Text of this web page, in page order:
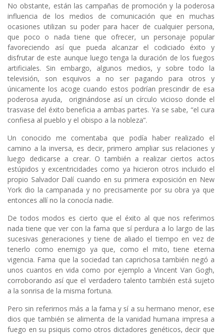
No obstante, están las campañas de promoción y la poderosa
influencia de los medios de comunicación que en muchas
ocasiones utilizan su poder para hacer de cualquier persona,
que poco o nada tiene que ofrecer, un personaje popular
favoreciendo así que pueda alcanzar el codiciado éxito y
disfrutar de este aunque luego tenga la duración de los fuegos
artificiales. Sin embargo, algunos medios, y sobre todo la
televisión, son esquivos a no ser pagando para otros y
únicamente los acoge cuando estos podrían prescindir de esa
poderosa ayuda, originándose así un círculo vicioso donde el
trasvase del éxito beneficia a ambas partes. Ya se sabe, “el cura
confiesa al pueblo y el obispo a la nobleza”.
Un conocido me comentaba que podía haber realizado el
camino a la inversa, es decir, primero ampliar sus relaciones y
luego dedicarse a crear. O también a realizar ciertos actos
estúpidos y excentricidades como ya hicieron otros incluido el
propio Salvador Dalí cuando en su primera exposición en New
York dio la campanada y no precisamente por su obra ya que
entonces allí no la conocía nadie.
De todos modos es cierto que el éxito al que nos referimos
nada tiene que ver con la fama que sí perdura a lo largo de las
sucesivas generaciones y tiene de aliado el tiempo en vez de
tenerlo como enemigo ya que, como el mito, tiene eterna
vigencia. Fama que la sociedad tan caprichosa también negó a
unos cuantos en vida como por ejemplo a Vincent Van Gogh,
corroborando así que el verdadero talento también está sujeto
a la sonrisa de la misma fortuna.
Pero sin referirnos más a la fama y sí a su hermano menor, ese
dios que también se alimenta de la vanidad humana impresa a
fuego en su psiquis como otros dictadores genéticos, decir que